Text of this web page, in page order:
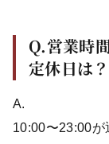
Q.営業時
定休日は？
A.
10:00〜23:00が